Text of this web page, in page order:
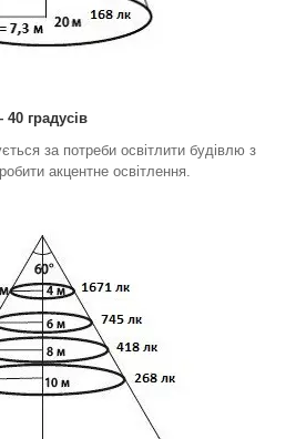
градусів
за потреби освітлити будівлю з
акцентне освітлення.